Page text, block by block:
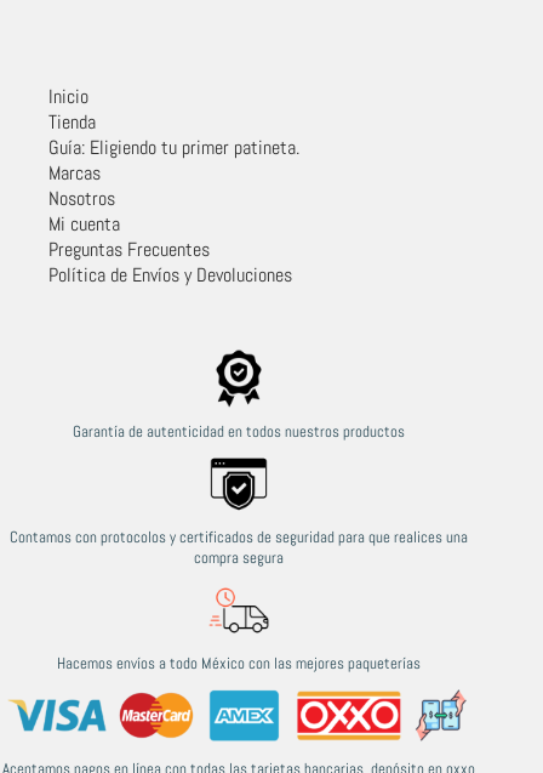
Inicio
Tienda
Guía: Eligiendo tu primer patineta.
Marcas
Nosotros
Mi cuenta
Preguntas Frecuentes
Política de Envíos y Devoluciones
Garantía de autenticidad en todos nuestros productos
Contamos con protocolos y certificados de seguridad para que realices una
compra segura
Hacemos envíos a todo México con las mejores paqueterías
Aceptamos pagos en línea con todas las tarjetas bancarias, depósito en oxxo